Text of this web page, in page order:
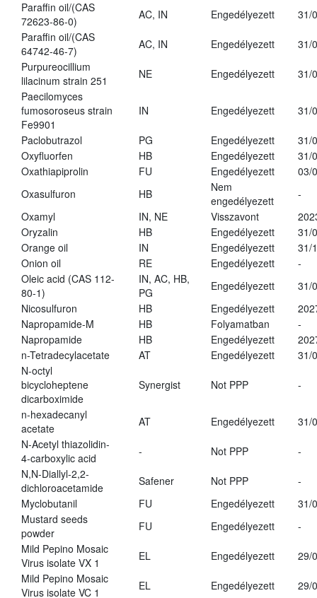
Paraffin oil/(CAS
72623-86-0)
AC, IN Engedélyezett
31/
Paraffin oil/(CAS
64742-46-7)
AC, IN Engedélyezett
31/
Purpureocillium
lilacinum strain 251
NE Engedélyezett
31/
Paecilomyces
fumosoroseus strain
Fe9901
IN Engedélyezett 31/
Paclobutrazol PG Engedélyezett
31/
Oxyfluorfen
HB Engedélyezett
31/
Oxathiapiprolin
FU Engedélyezett
03/
Oxasulfuron
HB
Nem
engedélyezett
-
Oxamyl
IN, NE Visszavont
Oryzalin
HB Engedélyezett
31/
Orange oil
IN Engedélyezett
31/
Onion oil
RE Engedélyezett
-
Oleic acid (CAS 112-
80-1)
IN, AC, HB,
PG
Engedélyezett
31/
Nicosulfuron
HB Engedélyezett
Napropamide-M
HB Folyamatban
-
Napropamide
HB Engedélyezett
n-Tetradecylacetate
AT Engedélyezett
31/
N-octyl
bicycloheptene
dicarboximide
Synergist Not PPP -
n-hexadecanyl
acetate
AT Engedélyezett
31/
N-Acetyl thiazolidin-
4-carboxylic acid
- Not PPP
-
N,N-Diallyl-2,2-
dichloroacetamide
Safener Not PPP
-
Myclobutanil
FU Engedélyezett
31/
Mustard seeds
powder
FU Engedélyezett
-
Mild Pepino Mosaic
Virus isolate VX 1
EL Engedélyezett
29/
Mild Pepino Mosaic
Virus isolate VC 1
EL Engedélyezett
29/